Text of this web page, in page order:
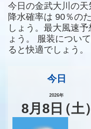
今日の金武大川の天
降水確率は 90％の
しょう。最大風速
ょう。
服装について
ると快適でしょう。
今日
2026年
8月8 日（土）